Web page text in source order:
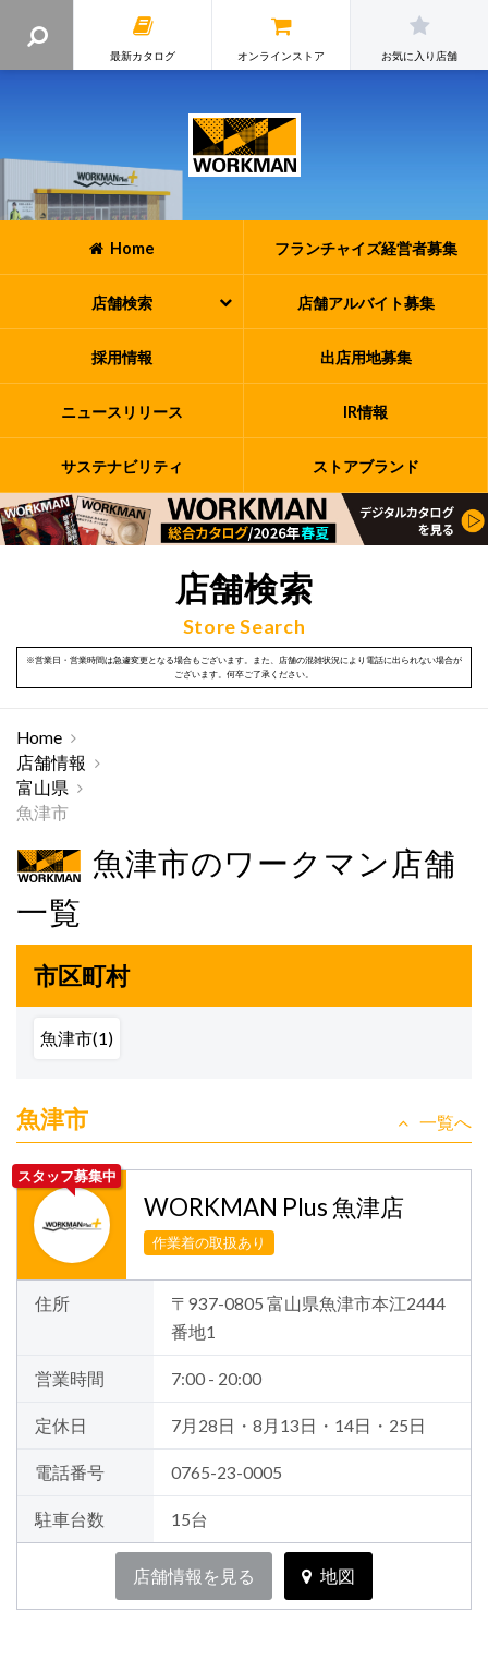
最新カタログ オンラインストア お気に入り店舗
Home フランチャイズ経営者募集
店舗検索 店舗アルバイト募集
採用情報 出店用地募集
ニュースリリース IR情報
サステナビリティ ストアブランド
店舗検索
Store Search
※営業日・営業時間は急遽変更となる場合もございます。また、店舗の混雑状況により電話に出られない場合が
ございます。何卒ご了承ください。
Home
店舗情報
富山県
魚津市
魚津市のワークマン店舗
一覧
市区町村
魚津市(1)
魚津市 一覧へ
スタッフ募集中
WORKMAN Plus 魚津店
作業着の取扱あり
住所
〒937-0805 富山県魚津市本江2444
番地1
営業時間 7:00 - 20:00
定休日 7月28日・8月13日・14日・25日
電話番号 0765-23-0005
駐車台数 15台
店舗情報を見る 地図